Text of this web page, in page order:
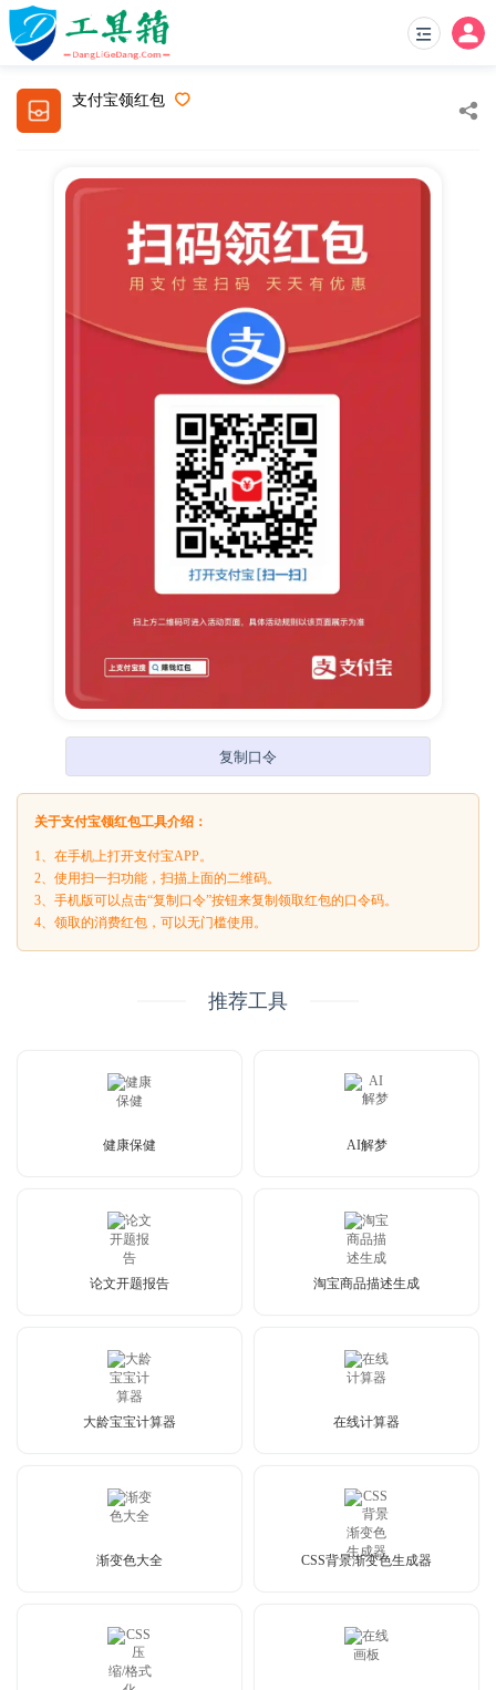
支付宝领红包
复制口令
关于支付宝领红包工具介绍：
1、在手机上打开支付宝APP。
2、使用扫一扫功能，扫描上面的二维码。
3、手机版可以点击“复制口令”按钮来复制领取红包的口令码。
4、领取的消费红包，可以无门槛使用。
推荐工具
健康保健 AI解梦
论文开题报告 淘宝商品描述生成
大龄宝宝计算器 在线计算器
渐变色大全 CSS背景渐变色生成器